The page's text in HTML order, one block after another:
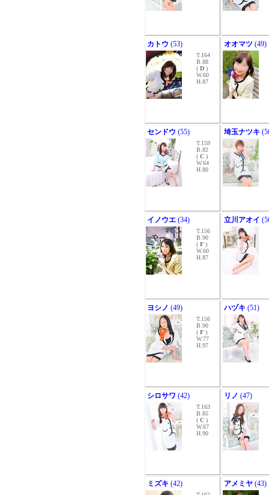
カトウ (53)
T.164
B.88
( D )
W.60
H.87
オオマツ (49)
センドウ (55)
T.159
B.82
( C )
W.64
H.80
埼玉ナツキ
イノウエ (34)
T.156
B.90
( F )
W.60
H.87
立川アオイ
ヨシノ (49)
T.156
B.90
( F )
W.77
H.97
ハヅキ (51)
シロサワ (42)
T.163
B.85
( C )
W.67
H.90
リノ (47)
ミズキ (42) アメミヤ (43)